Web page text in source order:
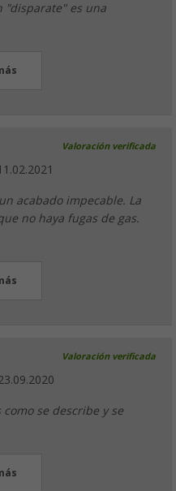
"disparate" es una
Valoración verificada
acabado impecable. La
no haya fugas de gas.
Valoración verificada
se describe y se